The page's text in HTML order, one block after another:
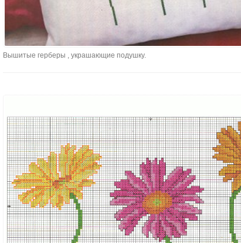
Вышитые герберы , украшающие подушку.